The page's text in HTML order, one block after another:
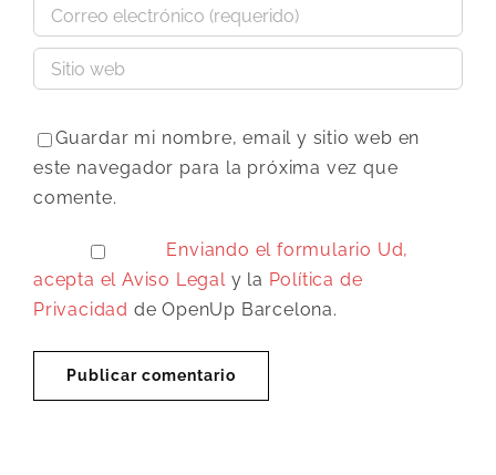
Guardar mi nombre, email y sitio web en
este navegador para la próxima vez que
comente.
Enviando el formulario Ud,
acepta elAviso Legaly la Política de
Privacidad de OpenUp Barcelona.